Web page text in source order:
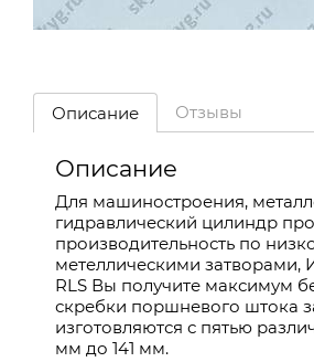
Описание Отзывы
Описание
Для машиностроения,
гидравлический цилиндр
производительность по
метеллическими
RLS Вы получите максимум
скребки поршневого штока
изготовляются с пятью
мм до 141 мм.